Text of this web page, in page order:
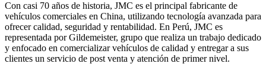
Con casi 70 años de historia, JMC es el principal fabricante de
vehículos comerciales en China, utilizando tecnología avanzada para
ofrecer calidad, seguridad y rentabilidad. En Perú, JMC es
representada por Gildemeister, grupo que realiza un trabajo dedicado
y enfocado en comercializar vehículos de calidad y entregar a sus
clientes un servicio de post venta y atención de primer nivel.